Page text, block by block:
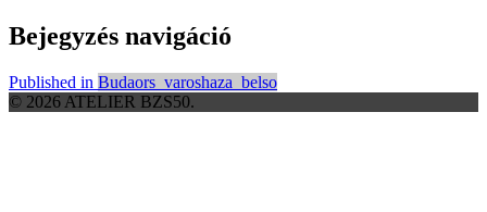
Bejegyzés navigáció
Published in Budaors_varoshaza_belso
© 2026 ATELIER BZS50.